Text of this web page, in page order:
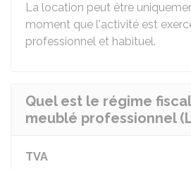
La location peut être
moment que l'activité est
professionnel et habituel.
Quel est le régime
meublé professionnel
TVA